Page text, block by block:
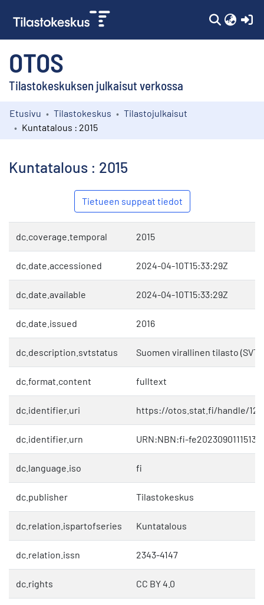
OTOS
Tilastokeskuksen julkaisut verkossa
Kokoelmat
Etusivu Tilastokeskus
Tilastojulkaisut
Kuntatalous : 2015
Kuntatalous : 2015
Tietueen suppeat tiedot
dc.coverage.temporal 2015
dc.date.accessioned 2024-04-10T15:33:29Z
dc.date.available 2024-04-10T15:33:29Z
dc.date.issued 2016
dc.description.svtstatus Suomen virallinen tilasto (SVT)
dc.format.content fulltext
dc.identifier.uri https://otos.stat.fi/handle/
dc.identifier.urn URN:NBN:fi-fe20230901115137
dc.language.iso fi
dc.publisher Tilastokeskus
dc.relation.ispartofseries Kuntatalous
dc.relation.issn 2343-4147
dc.rights CC BY 4.0